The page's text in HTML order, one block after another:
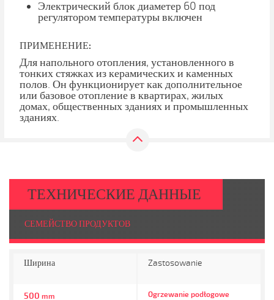
Электрический блок диаметер 60 под
регулятором температуры включен
ПРИМЕНЕНИЕ:
Для напольного отопления, установленного в
тонких стяжках из керамических и каменных
полов. Он функционирует как дополнительное
или базовое отопление в квартирах, жилых
домах, общественных зданиях и промышленных
зданиях.
ТЕХНИЧЕСКИЕ ДАННЫЕ
СЕМЕЙСТВО ПРОДУКТОВ
Ширина
500 mm
Zastosowanie
Ogrzewanie podłogowe